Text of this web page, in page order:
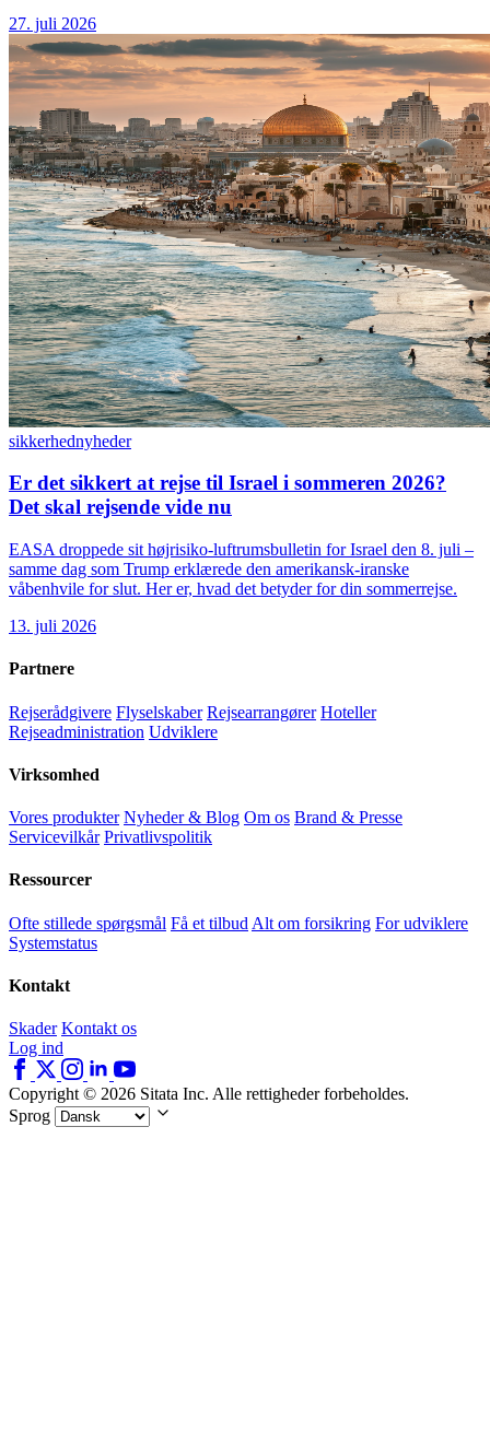
27. juli 2026
sikkerhednyheder
Er det sikkert at rejse til Israel i sommeren 2026?
Det skal rejsende vide nu
EASA droppede sit højrisiko-luftrumsbulletin for Israel den 8. juli –
samme dag som Trump erklærede den amerikansk-iranske
våbenhvile for slut. Her er, hvad det betyder for din sommerrejse.
13. juli 2026
Partnere
Rejserådgivere Flyselskaber Rejsearrangører Hoteller
Rejseadministration Udviklere
Virksomhed
Vores produkter Nyheder & Blog Om os Brand & Presse
Servicevilkår Privatlivspolitik
Ressourcer
Ofte stillede spørgsmål Få et tilbud Alt om forsikring For udviklere
Systemstatus
Kontakt
Skader Kontakt os
Log ind
Copyright © 2026 Sitata Inc. Alle rettigheder forbeholdes.
Sprog